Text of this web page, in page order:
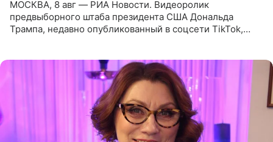
МОСКВА, 8 авг — РИА Новости. Видеоролик
предвыборного штаба президента США Дональда
Трампа, недавно опубликованный в соцсети TikTok,